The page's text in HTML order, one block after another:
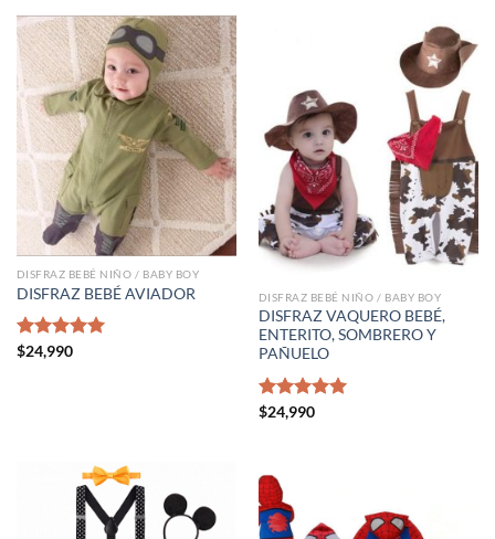
DISFRAZ BEBÉ NIÑO / BABY BOY
DISFRAZ BEBÉ AVIADOR
Valorado
$24,990
DISFRAZ BEBÉ NIÑO / BABY BOY
DISFRAZ VAQUERO BEBÉ,
ENTERITO, SOMBRERO Y
PAÑUELO
Valorado
$24,990